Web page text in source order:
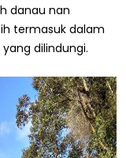
danau nan
termasuk dalam
dilindungi.